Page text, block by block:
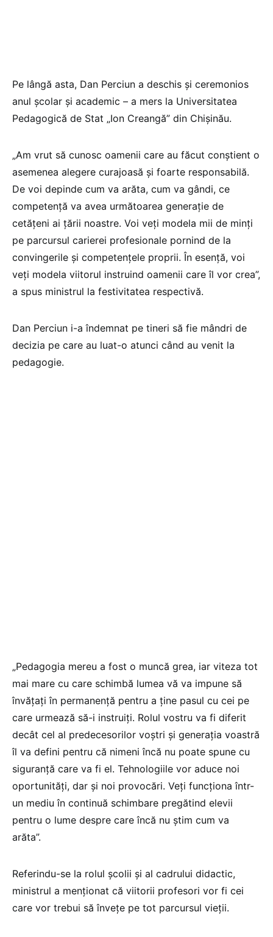
Pe lângă asta, Dan Perciun a deschis și ceremonios
anul școlar și academic – a mers la Universitatea
Pedagogică de Stat „Ion Creangă” din Chișinău.
„Am vrut să cunosc oamenii care au făcut conștient o
asemenea alegere curajoasă și foarte responsabilă.
De voi depinde cum va arăta, cum va gândi, ce
competență va avea următoarea generație de
cetățeni ai țării noastre. Voi veți modela mii de minți
pe parcursul carierei profesionale pornind de la
convingerile și competențele proprii. În esență, voi
veți modela viitorul instruind oamenii care îl vor crea”,
a spus ministrul la festivitatea respectivă.
Dan Perciun i-a îndemnat pe tineri să fie mândri de
decizia pe care au luat-o atunci când au venit la
pedagogie.
„Pedagogia mereu a fost o muncă grea, iar viteza tot
mai mare cu care schimbă lumea vă va impune să
învățați în permanență pentru a ține pasul cu cei pe
care urmează să-i instruiți. Rolul vostru va fi diferit
decât cel al predecesorilor voștri și generația voastră
îl va defini pentru că nimeni încă nu poate spune cu
siguranță care va fi el. Tehnologiile vor aduce noi
oportunități, dar și noi provocări. Veți funcționa într-
un mediu în continuă schimbare pregătind elevii
pentru o lume despre care încă nu știm cum va
arăta”.
Referindu-se la rolul școlii și al cadrului didactic,
ministrul a menționat că viitorii profesori vor fi cei
care vor trebui să învețe pe tot parcursul vieții.